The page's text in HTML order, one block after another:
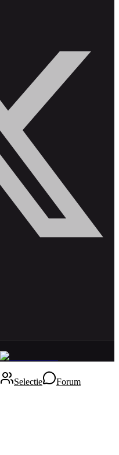
Selectie Forum